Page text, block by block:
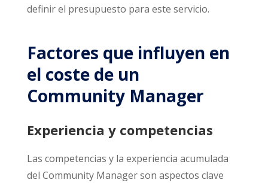
definir el presupuesto para este servicio.
Factores que influyen en
el coste de un
Community Manager
Experiencia y competencias
Las competencias y la experiencia acumulada
del Community Manager son aspectos clave